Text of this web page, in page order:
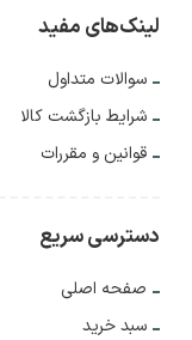
لینک‌های مفید
سوالات متداول
شرایط بازگشت کالا
قوانین و مقررات
دسترسی سریع
صفحه اصلی
سبد خرید